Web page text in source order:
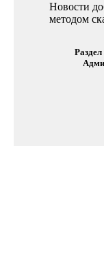
Новости
методом